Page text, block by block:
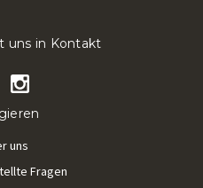
uns in Kontakt
uns
Fragen